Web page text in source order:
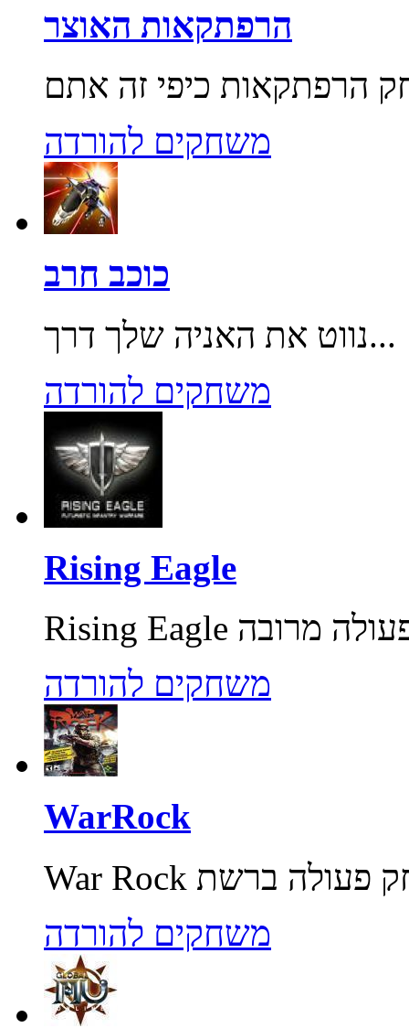
הרפתקאות האוצר
משחקים להורדה
כוכב חרב
נווט את האניה שלך דרך...
משחקים להורדה
Rising Eagle
משחקים להורדה
WarRock
משחקים להורדה